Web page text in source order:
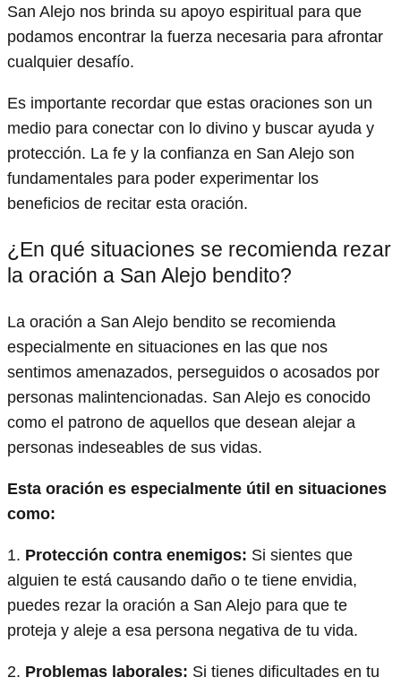
San Alejo nos brinda su apoyo espiritual para que
podamos encontrar la fuerza necesaria para afrontar
cualquier desafío.
Es importante recordar que estas oraciones son un
medio para conectar con lo divino y buscar ayuda y
protección. La fe y la confianza en San Alejo son
fundamentales para poder experimentar los
beneficios de recitar esta oración.
¿En qué situaciones se recomienda rezar
la oración a San Alejo bendito?
La oración a San Alejo bendito se recomienda
especialmente en situaciones en las que nos
sentimos amenazados, perseguidos o acosados por
personas malintencionadas. San Alejo es conocido
como el patrono de aquellos que desean alejar a
personas indeseables de sus vidas.
Esta oración es especialmente útil en situaciones
como:
1. Protección contra enemigos: Si sientes que
alguien te está causando daño o te tiene envidia,
puedes rezar la oración a San Alejo para que te
proteja y aleje a esa persona negativa de tu vida.
2. Problemas laborales: Si tienes dificultades en tu